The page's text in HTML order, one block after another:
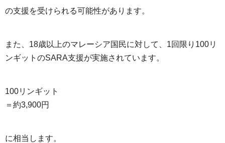
の支援を受けられる可能性があります。
また、18歳以上のマレーシア国民に対して、1回限り100リ
ンギットのSARA支援が実施されています。
100リンギット
＝約3,900円
に相当します。